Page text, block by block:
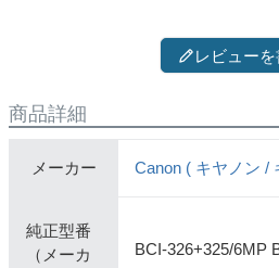
レビューを
商品詳細
メーカー Canon ( キヤノン /
純正型番
（メーカ
BCI-326+325/6MP